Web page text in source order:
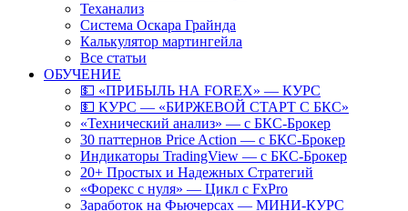
Теханализ
Система Оскара Грайнда
Калькулятор мартингейла
Все статьи
ОБУЧЕНИЕ
💵 «ПРИБЫЛЬ НА FOREX» — КУРС
💵 КУРС — «БИРЖЕВОЙ СТАРТ С БКС»
«Технический анализ» — с БКС-Брокер
30 паттернов Price Action — с БКС-Брокер
Индикаторы TradingView — с БКС-Брокер
20+ Простых и Надежных Стратегий
«Форекс с нуля» — Цикл с FxPro
Заработок на Фьючерсах — МИНИ-КУРС